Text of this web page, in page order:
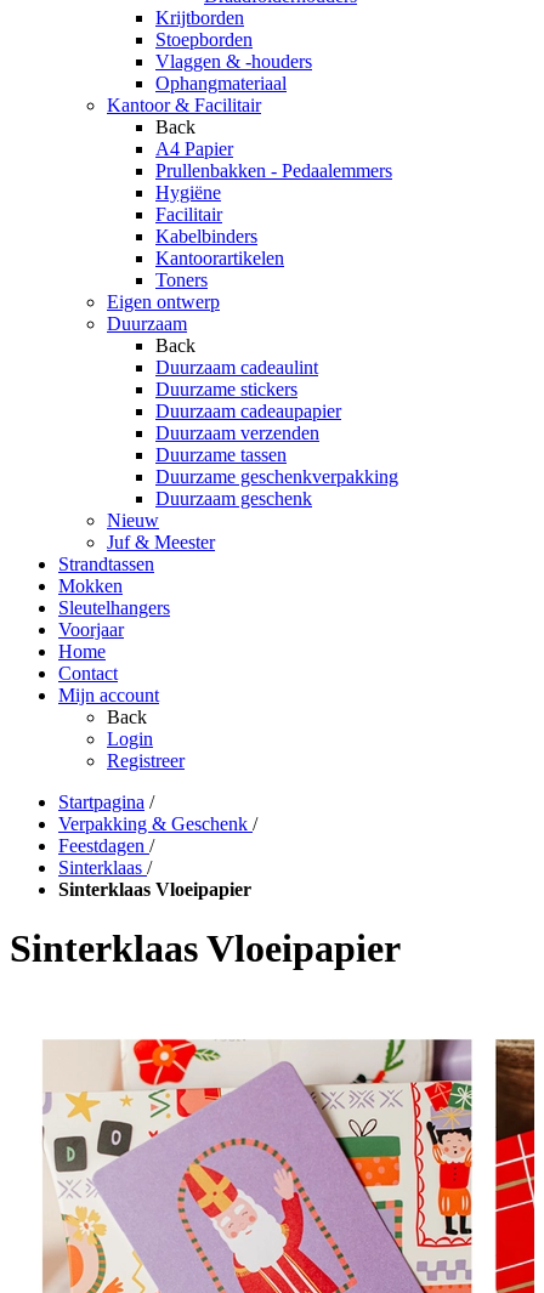
Krijtborden
Stoepborden
Vlaggen & -houders
Ophangmateriaal
Kantoor & Facilitair
Back
A4 Papier
Prullenbakken - Pedaalemmers
Hygiëne
Facilitair
Kabelbinders
Kantoorartikelen
Toners
Eigen ontwerp
Duurzaam
Back
Duurzaam cadeaulint
Duurzame stickers
Duurzaam cadeaupapier
Duurzaam verzenden
Duurzame tassen
Duurzame geschenkverpakking
Duurzaam geschenk
Nieuw
Juf & Meester
Strandtassen
Mokken
Sleutelhangers
Voorjaar
Home
Contact
Mijn account
Back
Login
Registreer
Startpagina /
Verpakking & Geschenk /
Feestdagen /
Sinterklaas /
Sinterklaas Vloeipapier
Sinterklaas Vloeipapier